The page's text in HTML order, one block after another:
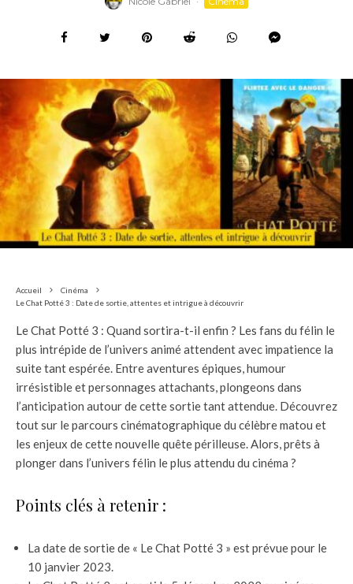
Accueil
Cinéma
Le Chat Potté 3 : Date de sortie, attentes et intrigue à découvrir
Le Chat Potté 3 : Quand sortira-t-il enfin ? Les fans du félin le
plus intrépide de l’univers animé attendent avec impatience la
suite tant espérée. Entre aventures épiques, humour
irrésistible et personnages attachants, plongeons dans
l’anticipation autour de cette sortie tant attendue. Découvrez
tout sur le parcours cinématographique du célèbre matou et
les enjeux de cette nouvelle quête périlleuse. Alors, prêts à
plonger dans l’univers félin le plus attendu du cinéma ?
Points clés à retenir :
La date de sortie de « Le Chat Potté 3 » est prévue pour le
10 janvier 2023.